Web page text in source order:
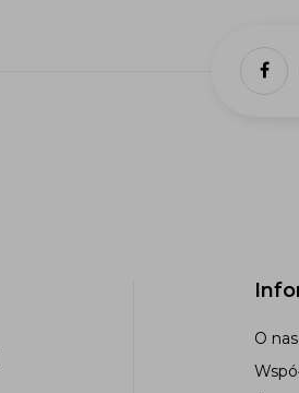
O nas